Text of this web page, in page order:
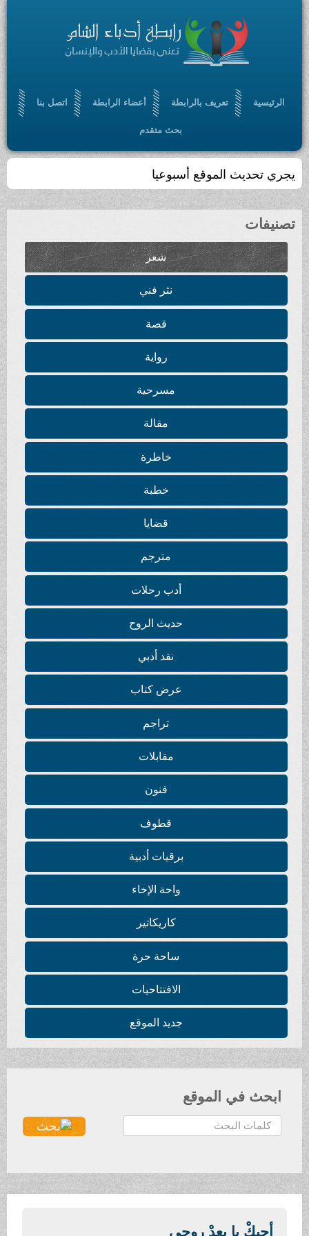
الرئيسية تعريف بالرابطة أعضاء الرابطة اتصل بنا
بحث متقدم
يجري تحديث الموقع أسبوعيا
تصنيفات
شعر
نثر فني
قصة
رواية
مسرحية
مقالة
خاطرة
خطبة
قضايا
مترجم
أدب رحلات
حديث الروح
نقد أدبي
عرض كتاب
تراجم
مقابلات
فنون
قطوف
برقيات أدبية
واحة الإخاء
كاريكاتير
ساحة حرة
الافتتاحيات
جديد الموقع
ابحث في الموقع
ح
ث
أحبكْ يا بعِدْ روحي